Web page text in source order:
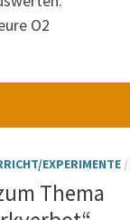
O2
EXPERIMENTE/
Thema